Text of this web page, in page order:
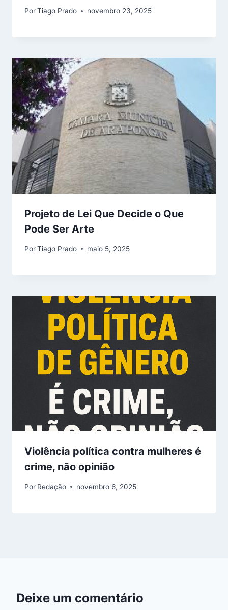
PorTiago Prado novembro 23, 2025
Projeto de Lei Que Decide o Que
Pode Ser Arte
PorTiago Prado maio 5, 2025
Violência política contra mulheres é
crime, não opinião
Por Redação novembro 6, 2025
Deixe um comentário